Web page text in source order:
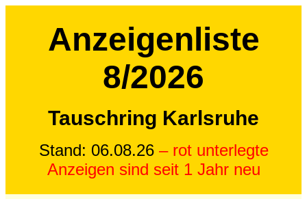
Anzeigenliste
8/2026
Tauschring Karlsruhe
Stand: 06.08.26– rot unterlegte
Anzeigen sind seit 1 Jahr neu